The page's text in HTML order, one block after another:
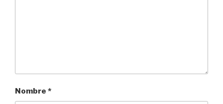
Nombre *